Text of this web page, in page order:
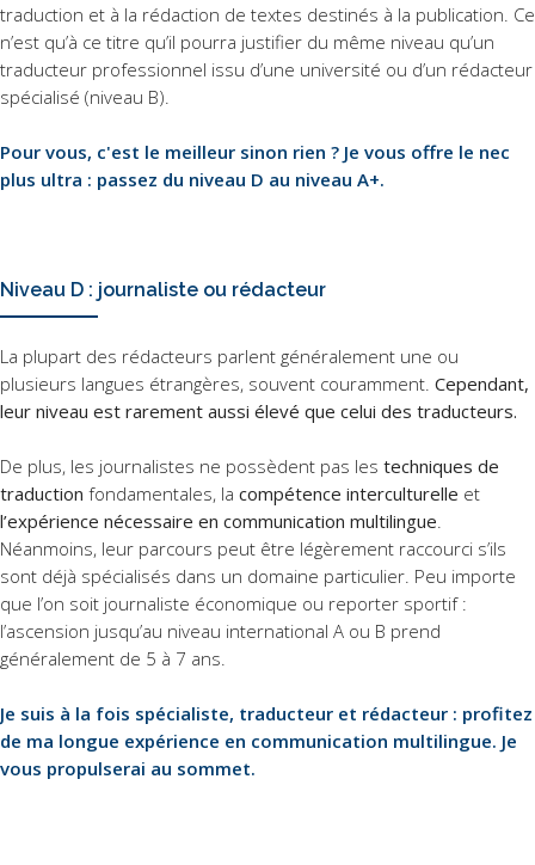
traduction et à la rédaction de textes destinés à la publication. Ce
n’est qu’à ce titre qu’il pourra justifier du même niveau qu’un
traducteur professionnel issu d’une université ou d’un rédacteur
spécialisé (niveau B).
Pour vous, c'est le meilleur sinon rien ? Je vous offre le nec
plus ultra : passez du niveau D au niveau A+.
Niveau D : journaliste ou rédacteur
La plupart des rédacteurs parlent généralement une ou
plusieurs langues étrangères, souvent couramment. Cependant,
leur niveau est rarement aussi élevé que celui des traducteurs.
De plus, les journalistes ne possèdent pas les techniques de
traduction fondamentales, la compétence interculturelle et
l’expérience nécessaire en communication multilingue
Néanmoins, leur parcours peut être légèrement raccourci s’ils
sont déjà spécialisés dans un domaine particulier. Peu importe
que l’on soit journaliste économique ou reporter sportif :
l’ascension jusqu’au niveau international A ou B prend
généralement de 5 à 7 ans.
Je suis à la fois spécialiste, traducteur et rédacteur : profitez
de ma longue expérience en communication multilingue. Je
vous propulserai au sommet.